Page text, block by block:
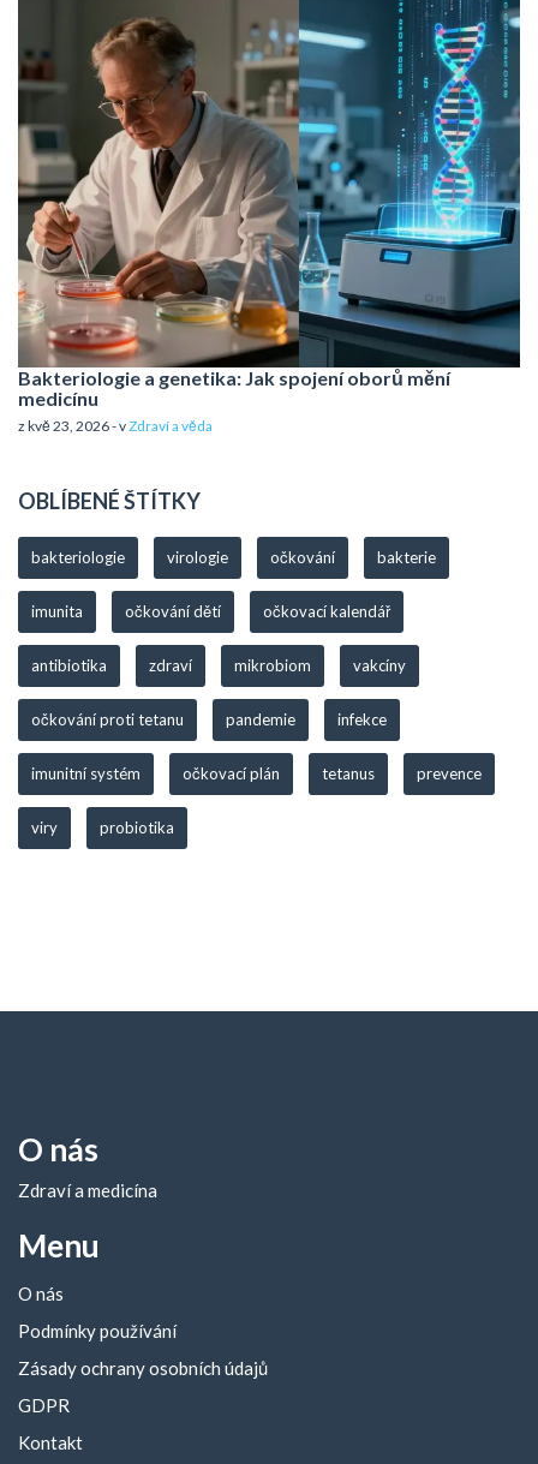
Bakteriologie a genetika: Jak spojení oborů mění
medicínu
z kvě 23, 2026 - vZdraví a věda
OBLÍBENÉ ŠTÍTKY
bakteriologie virologie očkování bakterie
imunita očkování dětí očkovací kalendář
antibiotika zdraví mikrobiom vakcíny
očkování proti tetanu pandemie infekce
imunitní systém očkovací plán tetanus prevence
viry probiotika
O nás
Zdraví a medicína
Menu
O nás
Podmínky používání
Zásady ochrany osobních údajů
GDPR
Kontakt